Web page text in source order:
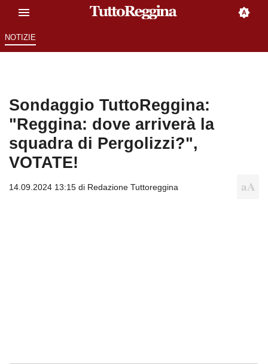
NOTIZIE
Sondaggio TuttoReggina:
"Reggina: dove arriverà la
squadra di Pergolizzi?",
VOTATE!
14.09.2024 13:15 di Redazione Tuttoreggina